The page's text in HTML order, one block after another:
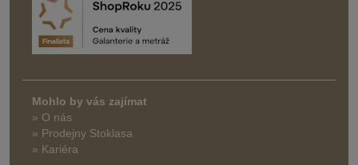
Mohlo by vás zajímat
» O nás
» Prodejny Stoklasa
» Kariéra